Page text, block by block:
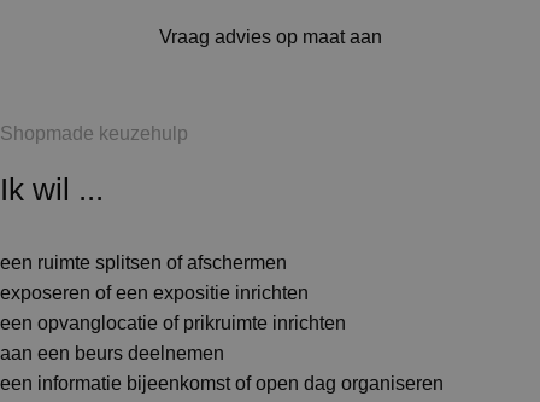
Vraag advies op maat aan
Shopmade keuzehulp
Ik wil ...
een ruimte splitsen of afschermen
exposeren of een expositie inrichten
een opvanglocatie of prikruimte inrichten
aan een beurs deelnemen
een informatie bijeenkomst of open dag organiseren